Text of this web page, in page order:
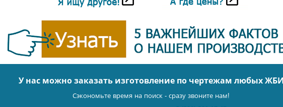
У нас можно заказать изготовление по чертежам любых ЖБИ
Сэкономьте время на поиск - сразу звоните нам!